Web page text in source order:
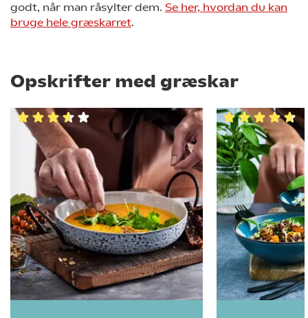
godt, når man råsylter dem. Se her, hvordan du kan
bruge hele græskarret.
Opskrifter med græskar